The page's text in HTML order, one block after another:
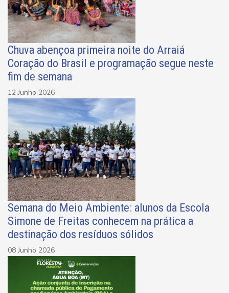
Chuva abençoa primeira noite do Arraiá
Coração do Brasil e programação segue neste
fim de semana
12 Junho 2026
Semana do Meio Ambiente: alunos da Escola
Simone de Freitas conhecem na prática a
destinação dos resíduos sólidos
08 Junho 2026